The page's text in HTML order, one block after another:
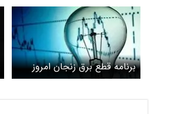
برنامه قطع برق زنجان امروز
شنبه 3 خرداد